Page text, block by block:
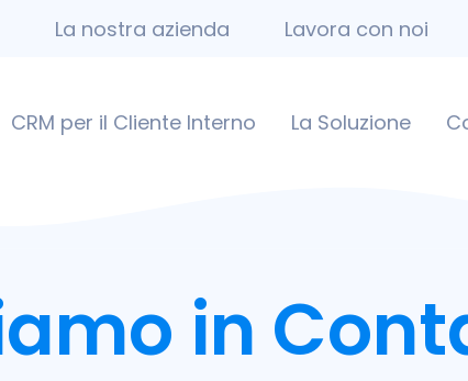
La nostra azienda Lavora con noi
CRM per il Cliente Interno La Soluzione
in